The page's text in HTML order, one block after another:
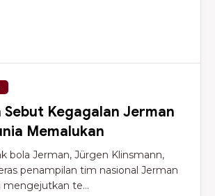
Sebut Kegagalan Jerman
Memalukan
bola Jerman, Jürgen Klinsmann,
penampilan tim nasional Jerman
mengejutkan te...